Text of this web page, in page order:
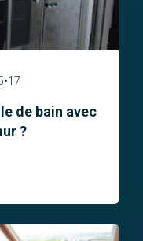
de bain avec
?